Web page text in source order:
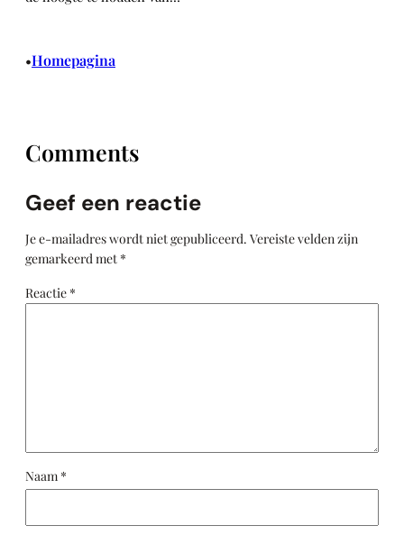
•Homepagina
Comments
Geef een reactie
Je e-mailadres wordt niet gepubliceerd. Vereiste velden zijn
gemarkeerd met *
Reactie *
Naam *